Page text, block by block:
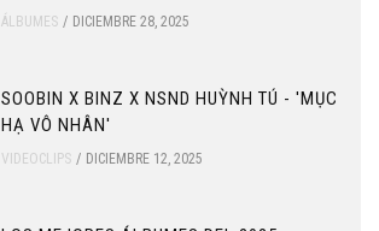
ÁLBUMES DICIEMBRE 28, 2025
SOOBIN X BINZ X NSND HUỲNH TÚ - 'MỤC
HẠ VÔ NHÂN'
VIDEOCLIPS DICIEMBRE 12, 2025